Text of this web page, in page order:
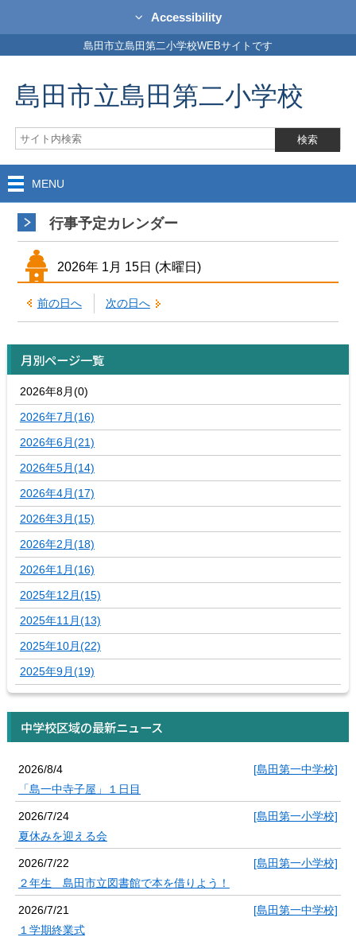
Accessibility
島田市立島田第二小学校WEBサイトです
島田市立島田第二小学校
MENU
行事予定カレンダー
2026年 1月 15日 (木曜日)
前の日へ 次の日へ
月別ページ一覧
2026年8月(0)
2026年7月(16)
2026年6月(21)
2026年5月(14)
2026年4月(17)
2026年3月(15)
2026年2月(18)
2026年1月(16)
2025年12月(15)
2025年11月(13)
2025年10月(22)
2025年9月(19)
中学校区域の最新ニュース
2026/8/4
[島田第一中学校]
「島一中寺子屋」１日目
2026/7/24
[島田第一小学校]
夏休みを迎える会
2026/7/22
[島田第一小学校]
２年生 島田市立図書館で本を借りよう！
2026/7/21
[島田第一中学校]
１学期終業式